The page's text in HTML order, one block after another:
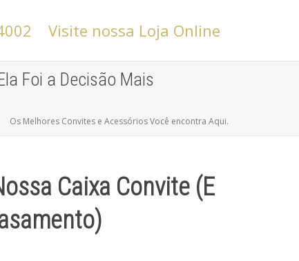
Visite nossa Loja Online
Foi a Decisão Mais
Os Melhores Convites e Acessórios Você encontra Aqui.
Caixa Convite (E